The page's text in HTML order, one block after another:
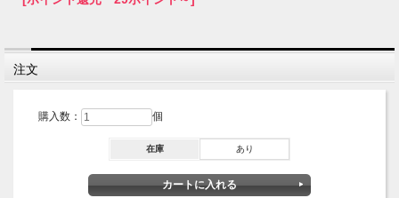
注文
購入数： 個
在庫 あり